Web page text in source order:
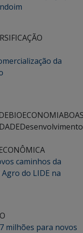
da
BIOECONOMIA
Desenvolvimento
caminhos da
do LIDE na
milhões para novos